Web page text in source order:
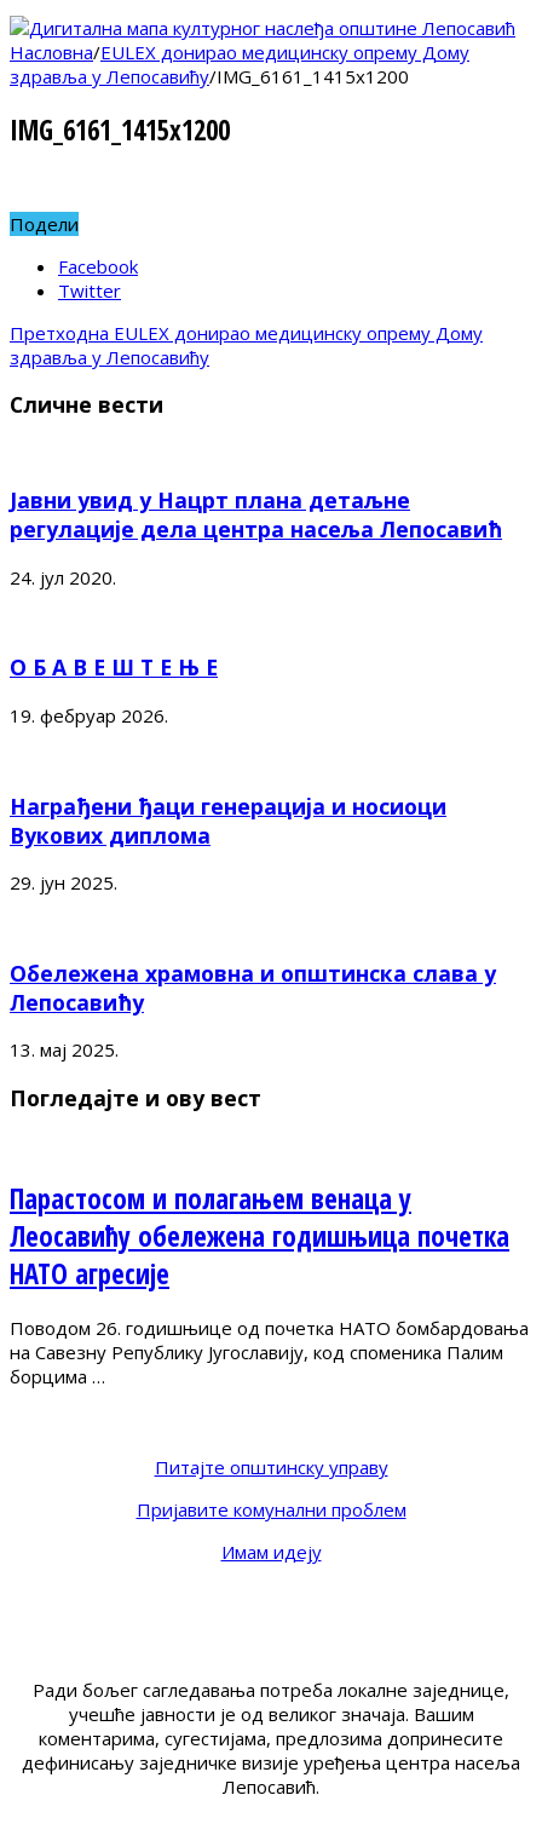
Насловна/EULEX донирао медицинску опрему Дому
здравља у Лепосавићу/IMG_6161_1415x1200
IMG_6161_1415x1200
Подели
Facebook
Twitter
Претходна EULEX донирао медицинску опрему Дому
здравља у Лепосавићу
Сличне вести
Јавни увид у Нацрт плана детаљне
регулације дела центра насеља Лепосавић
24. јул 2020.
О Б А В Е Ш Т Е Њ Е
19. фебруар 2026.
Награђени ђаци генерација и носиоци
Вукових диплома
29. јун 2025.
Обележена храмовна и општинска слава у
Лепосавићу
13. мај 2025.
Погледајте и ову вест
Парастосом и полагањем венаца у
Леосавићу обележена годишњица почетка
НАТО агресије
Поводом 26. годишњице од почетка НАТО бомбардовања
на Савезну Републику Југославију, код споменика Палим
борцима …
Питајте општинску управу
Пријавите комунални проблем
Имам идеју
Ради бољег сагледавања потреба локалне заједнице,
учешће јавности је од великог значаја. Вашим
коментарима, сугестијама, предлозима допринесите
дефинисању заједничке визије уређења центра насеља
Лепосавић.